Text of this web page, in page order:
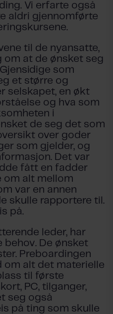
Vi erfarte også
aldri gjennomførte
til de nyansatte,
at de ønsket seg
som
et større og
selskapet, en økt
og hva som
i
de seg det som
over goder
som gjelder, og
Det var
fått en fadder
om alt mellom
var en annen
skulle rapportere til.
på.
leder, har
behov. De ønsket
Preboardingen
om alt det materielle
til første
PC, tilganger,
seg også
på ting som skulle